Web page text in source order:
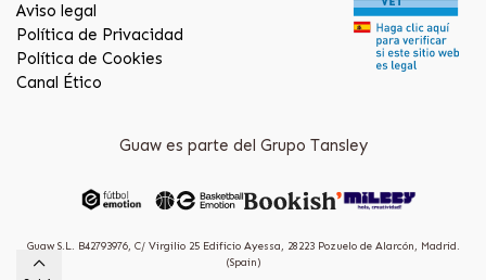
Aviso legal
Política de Privacidad
Política de Cookies
Canal Ético
Guaw es parte del Grupo Tansley
Guaw S.L. B42793976, C/ Virgilio 25 Edificio Ayessa, 28223 Pozuelo de Alarcón, Madrid.
(Spain)